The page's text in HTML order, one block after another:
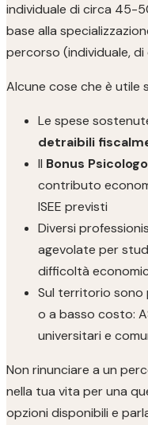
individuale di circa 45-
base alla
percorso (individuale, di
Alcune cose che è utile
Le spese
detraibili
Il Bonus Psicologo
contributo
ISEE previsti
Diversi
agevolate per
difficoltà
Sul territorio sono
o a basso costo:
universitari e
Non rinunciare a un
nella tua vita per una
opzioni disponibili e